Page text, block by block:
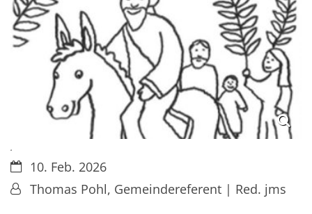
.
Datum:10. Feb. 2026
Von:Thomas Pohl, Gemeindereferent | Red. jms